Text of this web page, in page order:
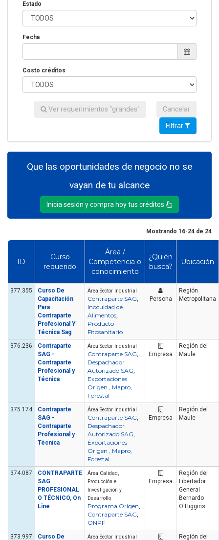
Estado
Fecha
Costo créditos
Ver requerimientos "grandes" Cancelar
Filtrar
Que las oportunidades de negocio no se
vayan de tu alcance
Inicia sesión y compra hoy tus créditos
Mostrando 16-24 de 24
ID
Curso
requerido
Área /
Competencia o
conocimiento
¿Quién
busca?
Ubicación
377.355
Curso De
Capacitación
Para
Contraparte
Profesional Y
Técnica Sag
Área Sector Industrial
Contraparte SAG,
Inocuidad de
Alimentos,
Producto
Fitosanitario
Persona
Región
Metropolitana
376.236
Contraparte
SAG -
Contraparte
Profesional y
Técnica
Área Sector Industrial
Contraparte SAG,
Despachador
Autorizado SAG,
Exportaciones
Origen , Mapro,
Forestal
Empresa
Región del
Maule
375.174
Contraparte
SAG -
Contraparte
Profesional y
Técnica
Área Sector Industrial
Contraparte SAG,
Despachador
Autorizado SAG,
Exportaciones
Origen , Mapro,
Forestal
Empresa
Región del
Maule
374.087
CONTRAPARTE
SAG
PROFESIONAL
O TÉCNICO, On
Line
Área Calidad,
Producción e
Investigación y
Desarrollo
Programa Origen,
Contraparte SAG,
ONPF
Empresa
Región del
Libertador
General
Bernardo
O'Higgins
373.997 Curso De Área Sector Industrial Región del